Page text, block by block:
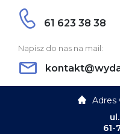
61 623 38 38
Napisz do nas na mail:
Adres
61-